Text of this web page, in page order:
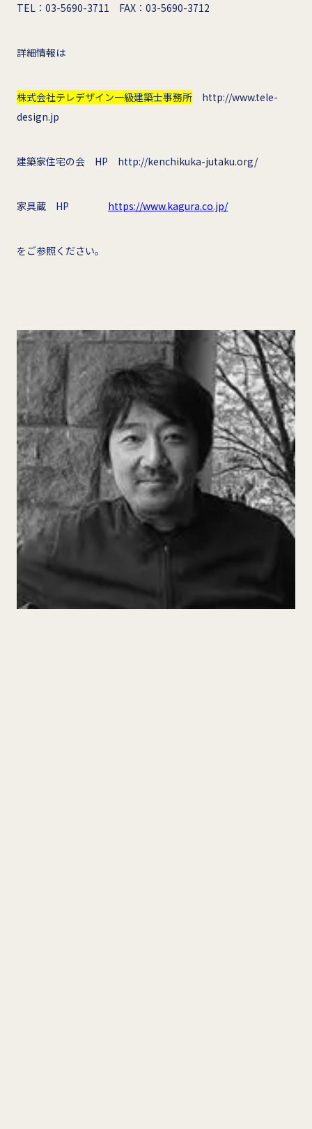
TEL：03-5690-3711 FAX：03-5690-3712
詳細情報は
株式会社テレデザイン一級建築士事務所 http://www.tele-
design.jp
建築家住宅の会 HP http://kenchikuka-jutaku.org/
家具蔵 HP https://www.kagura.co.jp/
をご参照ください。